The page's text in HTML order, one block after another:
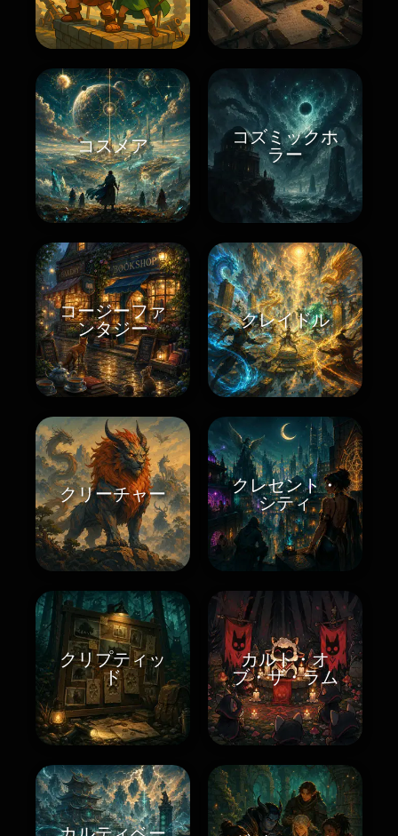
コスメア
コズミックホ
ラー
コージーファ
ンタジー
クレイドル
クリーチャー
クレセント・
シティ
クリプティッ
ド
カルト・オ
ブ・ザ・ラム